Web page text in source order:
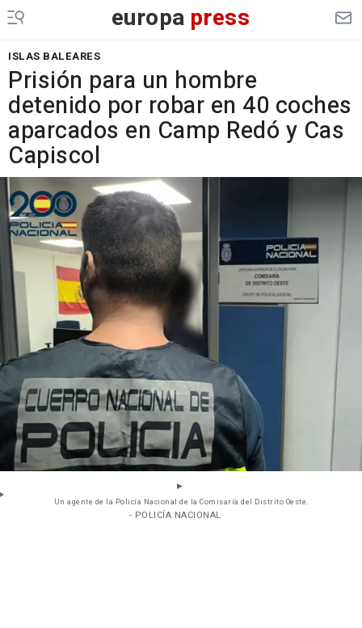
europa press
ISLAS BALEARES
Prisión para un hombre
detenido por robar en 40 coches
aparcados en Camp Redó y Cas
Capiscol
Un agente de la Policía Nacional de la Comisaría del Distrito Oeste.
- POLICÍA NACIONAL